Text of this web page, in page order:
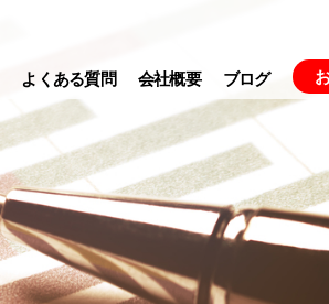
よくある質問 会社概要 ブログ